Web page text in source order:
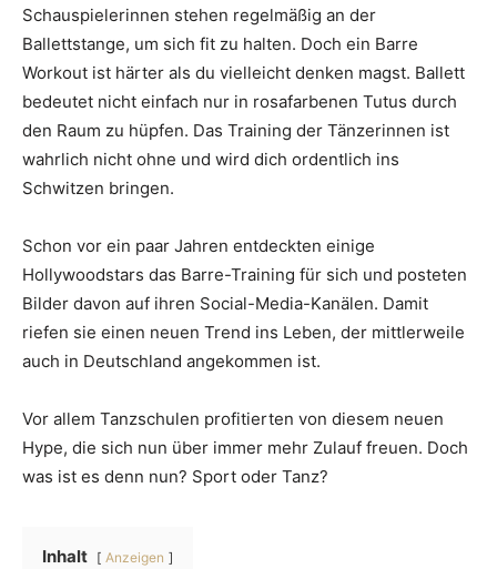
Schauspielerinnen stehen regelmäßig an der
Ballettstange, um sich fit zu halten. Doch ein Barre
Workout ist härter als du vielleicht denken magst. Ballett
bedeutet nicht einfach nur in rosafarbenen Tutus durch
den Raum zu hüpfen. Das Training der Tänzerinnen ist
wahrlich nicht ohne und wird dich ordentlich ins
Schwitzen bringen.
Schon vor ein paar Jahren entdeckten einige
Hollywoodstars das Barre-Training für sich und posteten
Bilder davon auf ihren Social-Media-Kanälen. Damit
riefen sie einen neuen Trend ins Leben, der mittlerweile
auch in Deutschland angekommen ist.
Vor allem Tanzschulen profitierten von diesem neuen
Hype, die sich nun über immer mehr Zulauf freuen. Doch
was ist es denn nun? Sport oder Tanz?
Inhalt Anzeigen